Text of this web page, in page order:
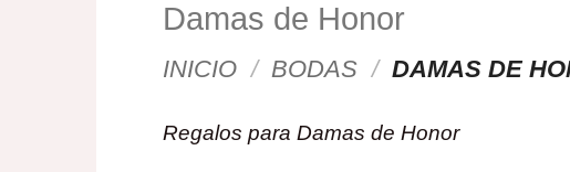
Damas de Honor
INICIO / BODAS / DAMAS DE
Regalos para Damas de Honor